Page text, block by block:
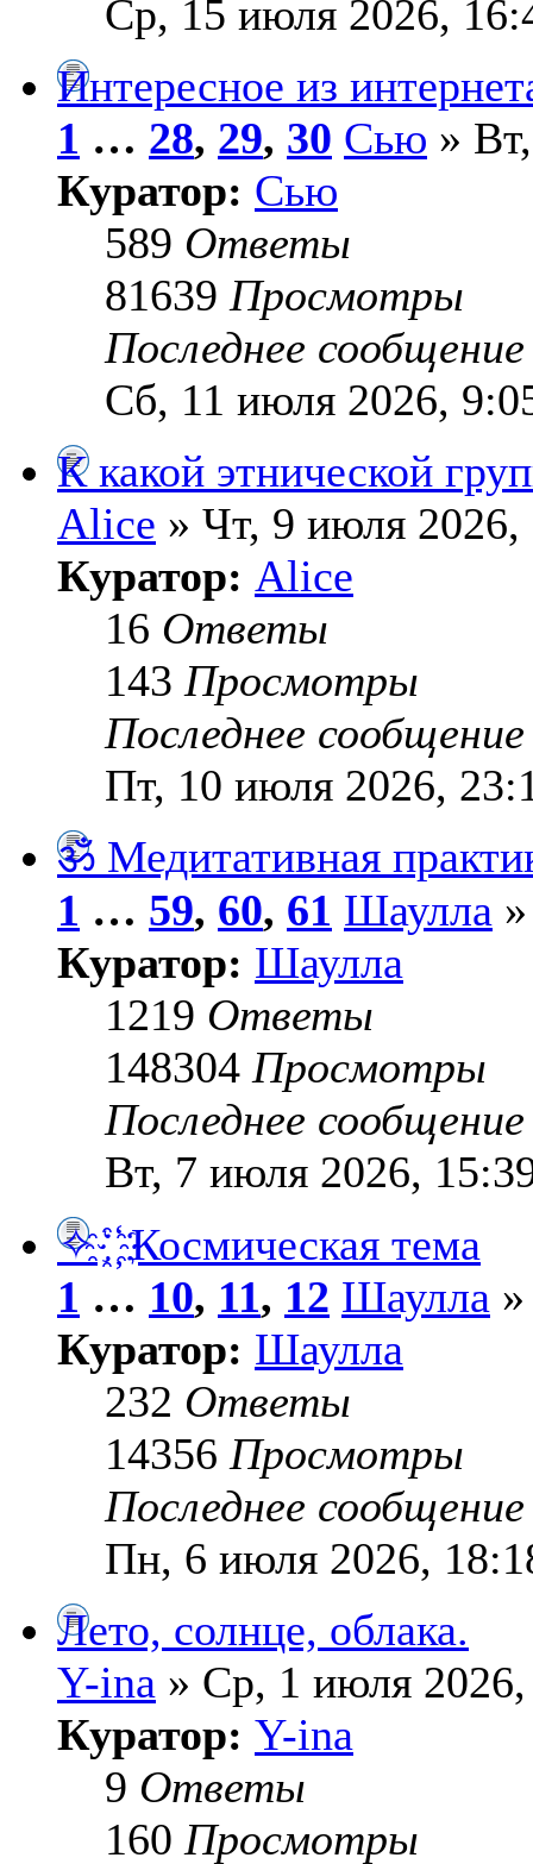
Ср, 15 июля 2026,
Интересное из
1 … 28, 29, 30 Сью »
Куратор: Сью
589 Ответы
81639 Просмотры
Последнее
Сб, 11 июля 2026,
К какой этнической
Alice » Чт, 9 июля 2026,
Куратор: Alice
16 Ответы
143 Просмотры
Последнее
Пт, 10 июля 2026,
ॐ Медитативная
1 … 59, 60, 61 Шаулла
Куратор: Шаулла
1219 Ответы
148304 Просмотры
Последнее
Вт, 7 июля 2026,
✧ ҈ ҉ Космическая тема
1 … 10, 11, 12 Шаулла
Куратор: Шаулла
232 Ответы
14356 Просмотры
Последнее
Пн, 6 июля 2026,
Лето, солнце, облака.
Y-ina » Ср, 1 июля
Куратор: Y-ina
9 Ответы
160 Просмотры